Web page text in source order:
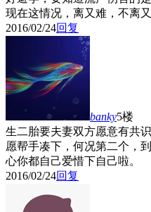
现在这情况，离又难，不离
2016/02/24回复
banky5楼
生二胎要夫妻双方愿意有共
愿帮手凑下，何况第二个，
心你都自己爱惜下自己啦。
2016/02/24回复